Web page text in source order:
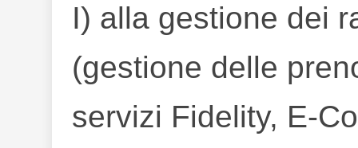
I) alla gestione dei
(gestione delle
servizi Fidelity, E-